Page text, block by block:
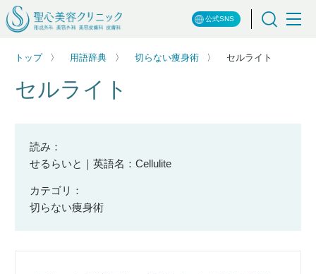
公式SNS
トップ 用語辞典 切らない痩身術 セルライト
セルライト
読み：
せるらいと｜英語名：Cellulite
カテゴリ：
切らない痩身術